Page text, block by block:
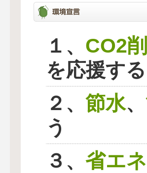
１、 CO2
を応援する
２、 節水、
う
３、 省エ